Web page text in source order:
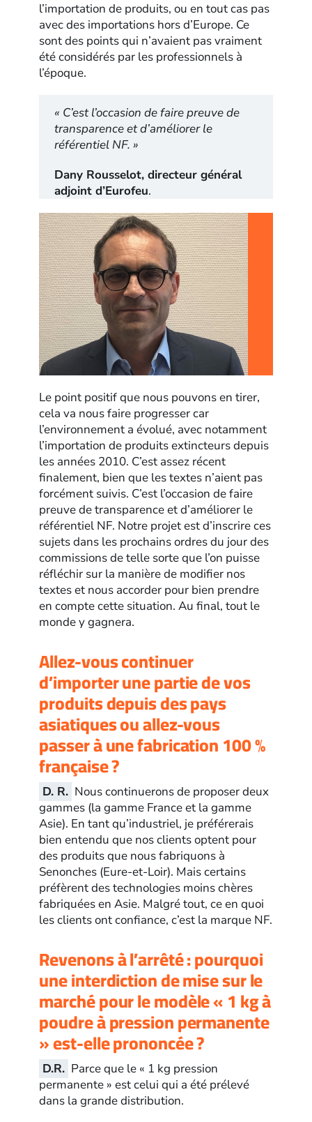
l’importation de produits, ou en tout cas pas
avec des importations hors d’Europe. Ce
sont des points qui n’avaient pas vraiment
été considérés par les professionnels à
l’époque.
« C’est l’occasion de faire preuve de
transparence et d’améliorer le
référentiel NF. »
Dany Rousselot, directeur général
adjoint d’Eurofeu.
Le point positif que nous pouvons en tirer,
cela va nous faire progresser car
l’environnement a évolué, avec notamment
l’importation de produits extincteurs depuis
les années 2010. C’est assez récent
finalement, bien que les textes n’aient pas
forcément suivis. C’est l’occasion de faire
preuve de transparence et d’améliorer le
référentiel NF. Notre projet est d’inscrire ces
sujets dans les prochains ordres du jour des
commissions de telle sorte que l’on puisse
réfléchir sur la manière de modifier nos
textes et nous accorder pour bien prendre
en compte cette situation. Au final, tout le
monde y gagnera.
Allez-vous continuer
d’importer une partie de vos
produits depuis des pays
asiatiques ou allez-vous
passer à une fabrication 100 %
française ?
D. R. Nous continuerons de proposer deux
gammes (la gamme France et la gamme
Asie). En tant qu’industriel, je préférerais
bien entendu que nos clients optent pour
des produits que nous fabriquons à
Senonches (Eure-et-Loir). Mais certains
préfèrent des technologies moins chères
fabriquées en Asie. Malgré tout, ce en quoi
les clients ont confiance, c’est la marque NF.
Revenons à l’arrêté : pourquoi
une interdiction de mise sur le
marché pour le modèle « 1 kg à
poudre à pression permanente
» est-elle prononcée ?
D.R. Parce que le « 1 kg pression
permanente » est celui qui a été prélevé
dans la grande distribution.